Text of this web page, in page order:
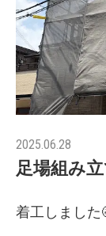
2025.06.28
足場組み
着工しました